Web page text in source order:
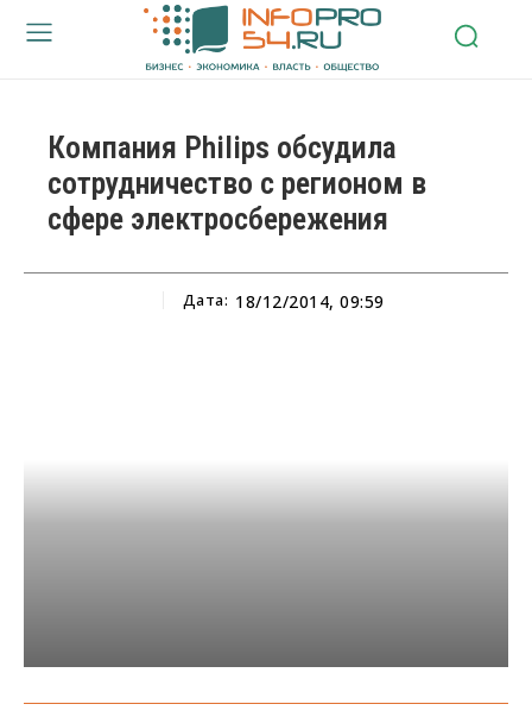
Компания Philips обсудила
сотрудничество с регионом в
сфере электросбережения
Дата: 18/12/2014, 09:59